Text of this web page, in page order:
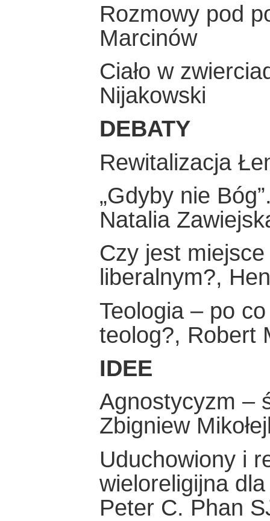
Rozmowy pod
Marcinów
Ciało w
Nijakowski
DEBATY
Rewitalizacja
„Gdyby nie
Natalia
Czy jest
liberalnym?,
Teologia – po
teolog?, Robert
IDEE
Agnostycyzm –
Zbigniew
Uduchowiony i
wieloreligijna
Peter C. Phan